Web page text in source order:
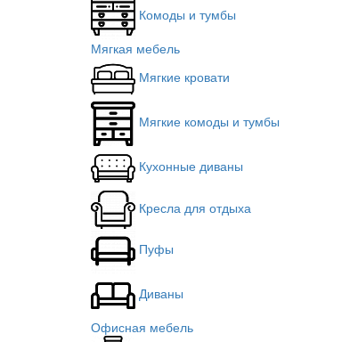
Комоды и тумбы
Мягкая мебель
Мягкие кровати
Мягкие комоды и тумбы
Кухонные диваны
Кресла для отдыха
Пуфы
Диваны
Офисная мебель